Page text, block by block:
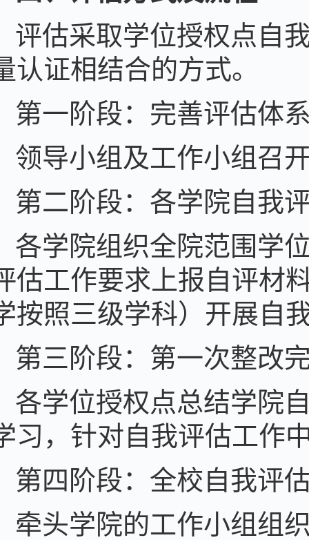
评估采取学位授权点自
认证相结合的方式。
第一阶段：完善评估体
领导小组及工作小组召
第二阶段：各学院自我
各学院组织全院范围学
估工作要求上报自评材
按照三级学科）开展自
第三阶段：第一次整改
各学位授权点总结学院
习，针对自我评估工作
第四阶段：全校自我评
牵头学院的工作小组组